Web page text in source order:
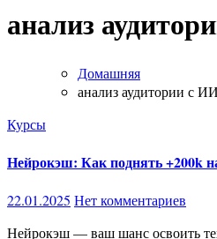
анализ
Домашняя
анализ аудитории с ИИ
Курсы
Нейрокэш: Как поднять +200k
22.01.2025 Нет комментариев
Нейрокэш — ваш шанс освоить технологии будущего и